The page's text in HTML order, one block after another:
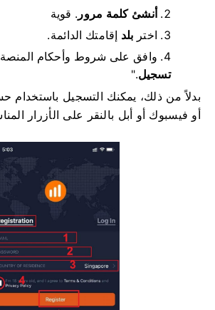
أنشئ كلمة مرور
قوية .
اختر بلد إقامتك الدائمة.
وافق على شروط وأحكام المنصة
تسجيل".
بدلاً من ذلك، يمكنك التسجيل
أو فيسبوك أو أبل بالنقر على الأزرار